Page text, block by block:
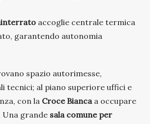
accoglie centrale termica
garantendo autonomia
spazio autorimesse,
tecnici; al piano superiore uffici e
con la Croce Bianca a occupare
Una grande sala comune per